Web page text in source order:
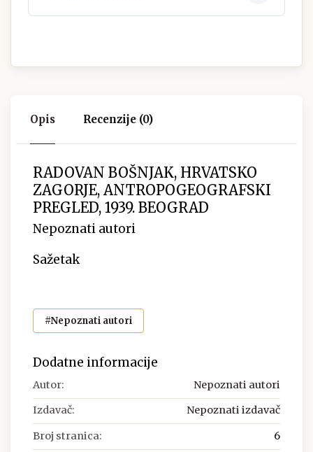
Opis Recenzije (0)
RADOVAN BOŠNJAK, HRVATSKO
ZAGORJE, ANTROPOGEOGRAFSKI
PREGLED, 1939. BEOGRAD
Nepoznati autori
Sažetak
#Nepoznati autori
Dodatne informacije
Autor: Nepoznati autori
Izdavač: Nepoznati izdavač
Broj stranica: 6